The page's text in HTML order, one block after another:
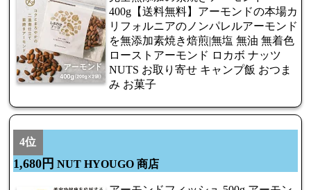
400g【送料無料】アーモンドの本場カ
リフォルニアのノンパレルアーモンド
を無添加素焼き焙煎|無塩 無油 無着色
ローストアーモンド ロカボ ナッツ
NUTS お取り寄せ キャンプ飯 おつま
み お菓子
4位
1,680円 NUT HYOUGO 商店